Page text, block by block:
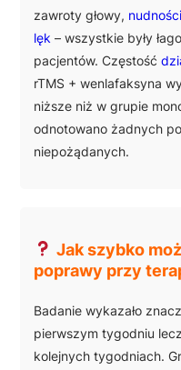
zawroty głowy, nudności
lęk – wszystkie były
pacjentów. Częstość
rTMS + wenlafaksyna
niższe niż w grupie
odnotowano żadnych
niepożądanych.
Jak szybko
poprawy przy
Badanie wykazało
pierwszym tygodniu
kolejnych tygodniach.